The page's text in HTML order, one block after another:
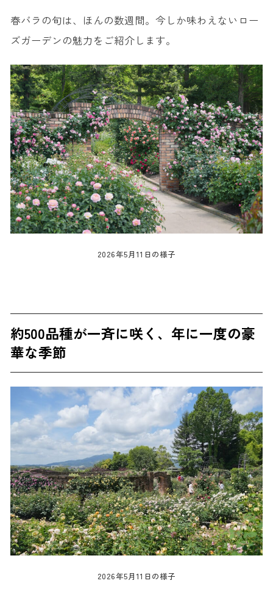
春バラの旬は、ほんの数週間。今しか味わえないロー
ズガーデンの魅力をご紹介します。
2026年5月11日の様子
約500品種が一斉に咲く、年に一度の豪
華な季節
2026年5月11日の様子